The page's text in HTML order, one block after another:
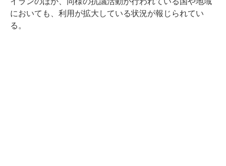
においても、利用が拡大している状況が報じられてい
る。